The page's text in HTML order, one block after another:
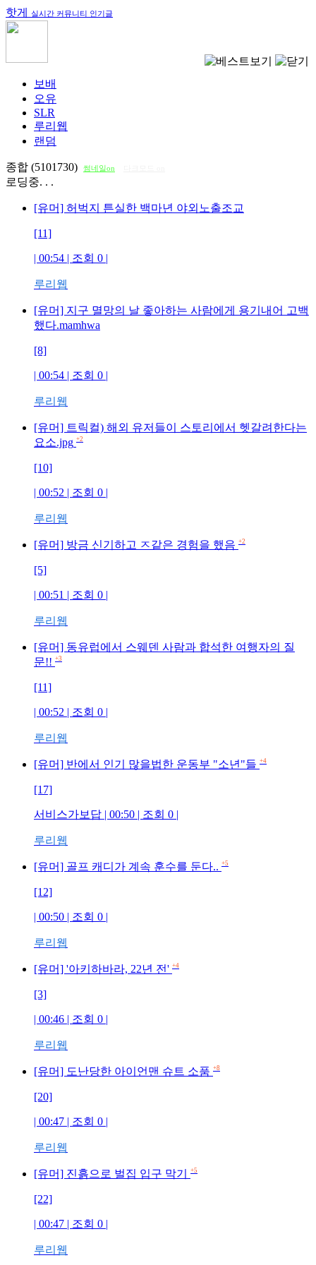
핫게 실시간 커뮤니티 인기글
보배
오유
SLR
루리웹
랜덤
종합 (5101730) 썸네일on
로딩중. . .
[유머] 허벅지 튼실한 백마년 야외노출조교
[11]
| 00:54 | 조회 0 |
루리웹
[유머] 지구 멸망의 날 좋아하는 사람에게 용기내어 고백
했다.mamhwa
[8]
| 00:54 | 조회 0 |
루리웹
[유머] 트릭컬) 해외 유저들이 스토리에서 헷갈려한다는
요소.jpg +2
[10]
| 00:52 | 조회 0 |
루리웹
[유머] 방금 신기하고 ㅈ같은 경험을 했음 +2
[5]
| 00:51 | 조회 0 |
루리웹
[유머] 동유럽에서 스웨덴 사람과 합석한 여행자의 질
문!! +3
[11]
| 00:52 | 조회 0 |
루리웹
[유머] 반에서 인기 많을법한 운동부 "소년"들 +4
[17]
서비스가보답 | 00:50 | 조회 0 |
루리웹
[유머] 골프 캐디가 계속 훈수를 둔다.. +5
[12]
| 00:50 | 조회 0 |
루리웹
[유머] '아키하바라, 22년 전' +4
[3]
| 00:46 | 조회 0 |
루리웹
[유머] 도난당한 아이언맨 슈트 소품 +8
[20]
| 00:47 | 조회 0 |
루리웹
[유머] 진흙으로 벌집 입구 막기 +5
[22]
| 00:47 | 조회 0 |
루리웹